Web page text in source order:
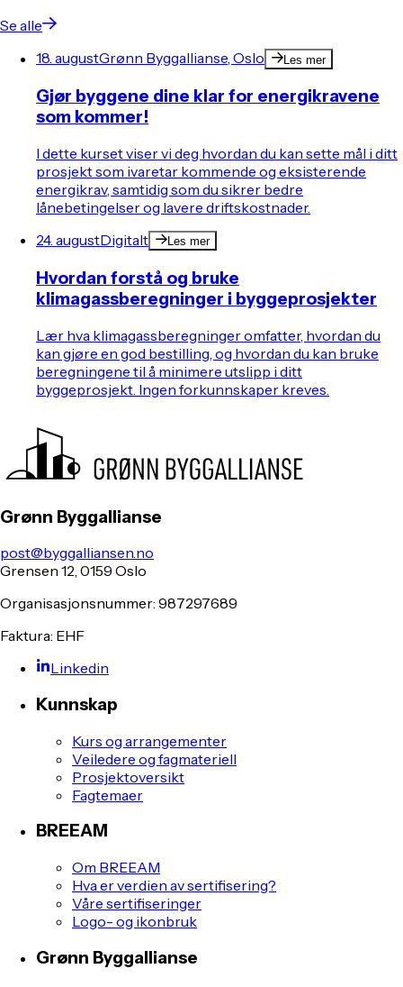
Se alle
18. augustGrønn Byggallianse, Oslo Les mer
Gjør byggene dine klar for energikravene
som kommer!
I dette kurset viser vi deg hvordan du kan sette mål i ditt
prosjekt som ivaretar kommende og eksisterende
energikrav, samtidig som du sikrer bedre
lånebetingelser og lavere driftskostnader.
24. augustDigitalt Les mer
Hvordan forstå og bruke
klimagassberegninger i byggeprosjekter
Lær hva klimagassberegninger omfatter, hvordan du
kan gjøre en god bestilling, og hvordan du kan bruke
beregningene til å minimere utslipp i ditt
byggeprosjekt. Ingen forkunnskaper kreves.
Grønn Byggallianse
post@byggalliansen.no
Grensen 12, 0159 Oslo
Organisasjonsnummer: 987297689
Faktura: EHF
Linkedin
Kunnskap
Kurs og arrangementer
Veiledere og fagmateriell
Prosjektoversikt
Fagtemaer
BREEAM
Om BREEAM
Hva er verdien av sertifisering?
Våre sertifiseringer
Logo- og ikonbruk
Grønn Byggallianse